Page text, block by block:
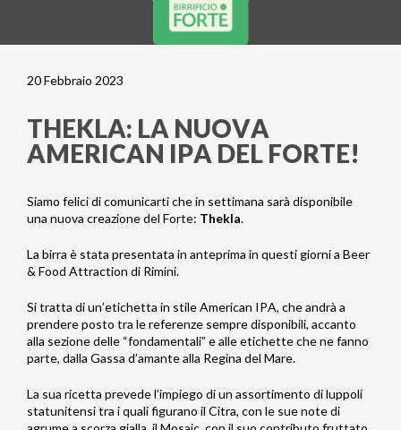
20 Febbraio 2023
THEKLA: LA NUOVA
AMERICAN IPA DEL FORTE!
Siamo felici di comunicarti che in settimana sarà disponibile
una nuova creazione del Forte: Thekla.
La birra è stata presentata in anteprima in questi giorni a Beer
& Food Attraction di Rimini.
Si tratta di un’etichetta in stile American IPA, che andrà a
prendere posto tra le referenze sempre disponibili, accanto
alla sezione delle “fondamentali” e alle etichette che ne fanno
parte, dalla Gassa d’amante alla Regina del Mare.
La sua ricetta prevede l’impiego di un assortimento di luppoli
statunitensi tra i quali figurano il Citra, con le sue note di